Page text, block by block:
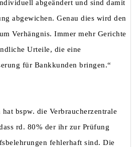
abgeändert und sind damit
abgewichen. Genau dies wird den
Verhängnis. Immer mehr Gerichte
Urteile, die eine
für Bankkunden bringen.“
hat bspw. die Verbraucherzentrale
rd. 80% der ihr zur Prüfung
fehlerhaft sind. Die